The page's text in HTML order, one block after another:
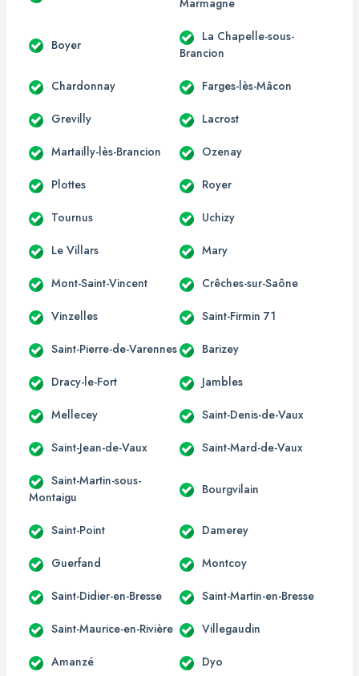
Marmagne
Boyer
La Chapelle-sous-
Brancion
Chardonnay Farges-lès-Mâcon
Grevilly Lacrost
Martailly-lès-Brancion Ozenay
Plottes Royer
Tournus Uchizy
Le Villars Mary
Mont-Saint-Vincent Crêches-sur-Saône
Vinzelles Saint-Firmin 71
Saint-Pierre-de-Varennes Barizey
Dracy-le-Fort Jambles
Mellecey Saint-Denis-de-Vaux
Saint-Jean-de-Vaux Saint-Mard-de-Vaux
Saint-Martin-sous-
Montaigu
Bourgvilain
Saint-Point Damerey
Guerfand Montcoy
Saint-Didier-en-Bresse Saint-Martin-en-Bresse
Saint-Maurice-en-Rivière Villegaudin
Amanzé Dyo